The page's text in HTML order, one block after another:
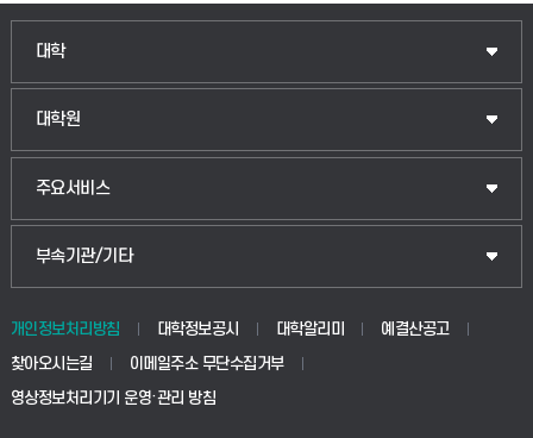
대학
인문융합공공인재학부
법경영학부
생명공학부
대학원
일반대학원
산업대학원
공공정책대학원
교육대학원
주요서비스
입학안내
웹메일
학사시스템(전문학사 및 전공심화)
부속기관/기타
중앙도서관
학생생활관(안성)
개인정보처리방침 대학정보공시 대학알리미
예결산공고
찾아오시는길
이메일주소 무단수집거부
영상정보처리기기 운영·관리 방침